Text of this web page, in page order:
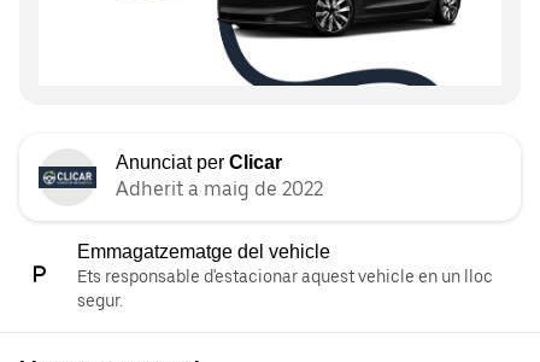
Anunciat per Clicar
Adherit a maig de 2022
Emmagatzematge del vehicle
Ets responsable d'estacionar aquest vehicle en un lloc
segur.